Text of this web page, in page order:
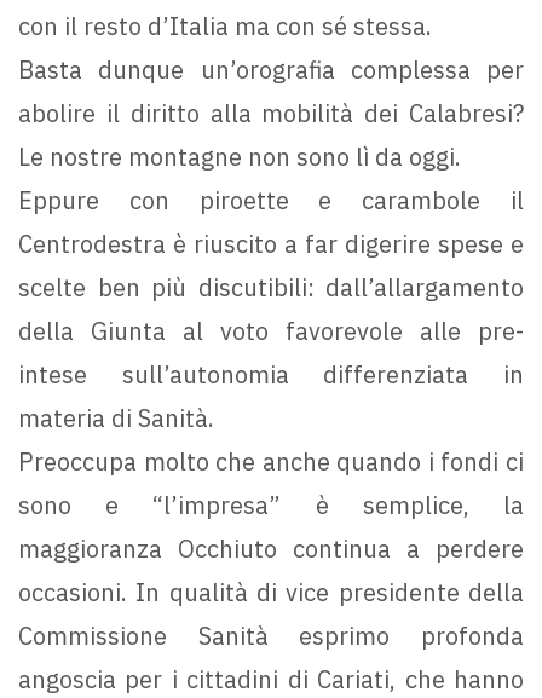
con il resto d’Italia ma con sé stessa.
Basta dunque un’orografia complessa per
abolire il diritto alla mobilità dei Calabresi?
Le nostre montagne non sono lì da oggi.
Eppure con piroette e carambole il
Centrodestra è riuscito a far digerire spese e
scelte ben più discutibili: dall’allargamento
della Giunta al voto favorevole alle pre-
intese sull’autonomia differenziata in
materia di Sanità.
Preoccupa molto che anche quando i fondi ci
sono e “l’impresa” è semplice, la
maggioranza Occhiuto continua a perdere
occasioni. In qualità di vice presidente della
Commissione Sanità esprimo profonda
angoscia per i cittadini di Cariati, che hanno